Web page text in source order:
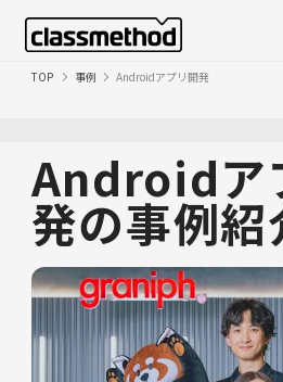
TOP 事例 Androidアプリ開発
Androidア
発の事例紹